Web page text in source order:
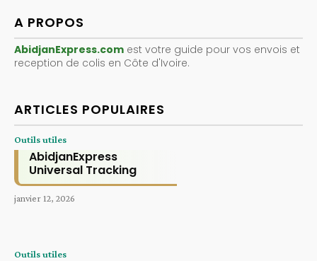
A PROPOS
AbidjanExpress.com est votre guide pour vos envois et
reception de colis en Côte d'Ivoire.
ARTICLES POPULAIRES
Outils utiles
AbidjanExpress
Universal Tracking
janvier 12, 2026
Outils utiles